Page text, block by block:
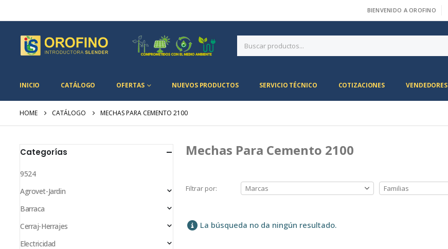
BIENVENIDO A OROFINO
INICIO CATÁLOGO OFERTAS NUEVOS PRODUCTOS SERVICIO TÉCNICO COTIZACIONES VENDEDORES
HOME CATÁLOGO MECHAS PARA CEMENTO 2100
Mechas Para Cemento 2100
Filtrar por:
La búsqueda no da ningún resultado.
Categorías
9524
Agrovet-Jardin
Barraca
Cerraj-Herrajes
Electricidad